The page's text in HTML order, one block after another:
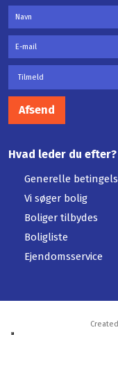
Hvad leder du efter?
Generelle
Vi søger bolig
Boliger tilbydes
Boligliste
Ejendomsservice